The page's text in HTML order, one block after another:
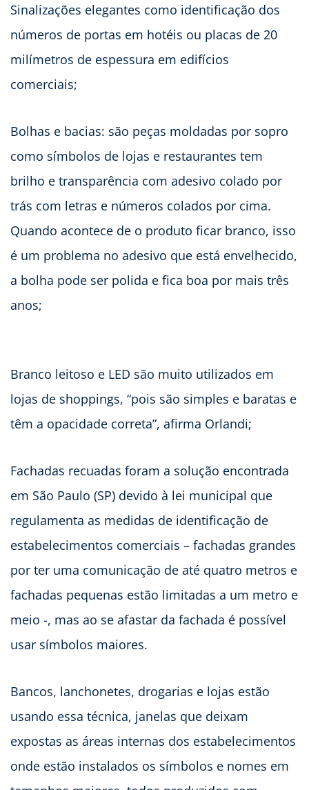
Sinalizações elegantes como identificação dos
números de portas em hotéis ou placas de 20
milímetros de espessura em edifícios
comerciais;
Bolhas e bacias: são peças moldadas por sopro
como símbolos de lojas e restaurantes tem
brilho e transparência com adesivo colado por
trás com letras e números colados por cima.
Quando acontece de o produto ficar branco, isso
é um problema no adesivo que está envelhecido,
a bolha pode ser polida e fica boa por mais três
anos;
Branco leitoso e LED são muito utilizados em
lojas de shoppings, “pois são simples e baratas e
têm a opacidade correta”, afirma Orlandi;
Fachadas recuadas foram a solução encontrada
em São Paulo (SP) devido à lei municipal que
regulamenta as medidas de identificação de
estabelecimentos comerciais – fachadas grandes
por ter uma comunicação de até quatro metros e
fachadas pequenas estão limitadas a um metro e
meio -, mas ao se afastar da fachada é possível
usar símbolos maiores.
Bancos, lanchonetes, drogarias e lojas estão
usando essa técnica, janelas que deixam
expostas as áreas internas dos estabelecimentos
onde estão instalados os símbolos e nomes em